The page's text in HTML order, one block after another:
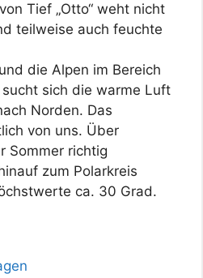
Tief „Otto“ weht nicht
teilweise auch feuchte
die Alpen im Bereich
sich die warme Luft
Norden. Das
von uns. Über
Sommer richtig
zum Polarkreis
ca. 30 Grad.